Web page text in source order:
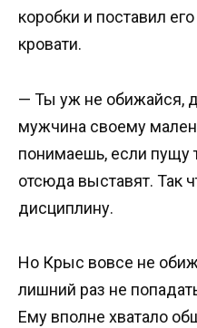
коробки и поставил
кровати.
— Ты уж не обижайся,
мужчина своему
понимаешь, если пущу
отсюда выставят. Так
дисциплину.
Но Крыс вовсе не
лишний раз не
Ему вполне хватало